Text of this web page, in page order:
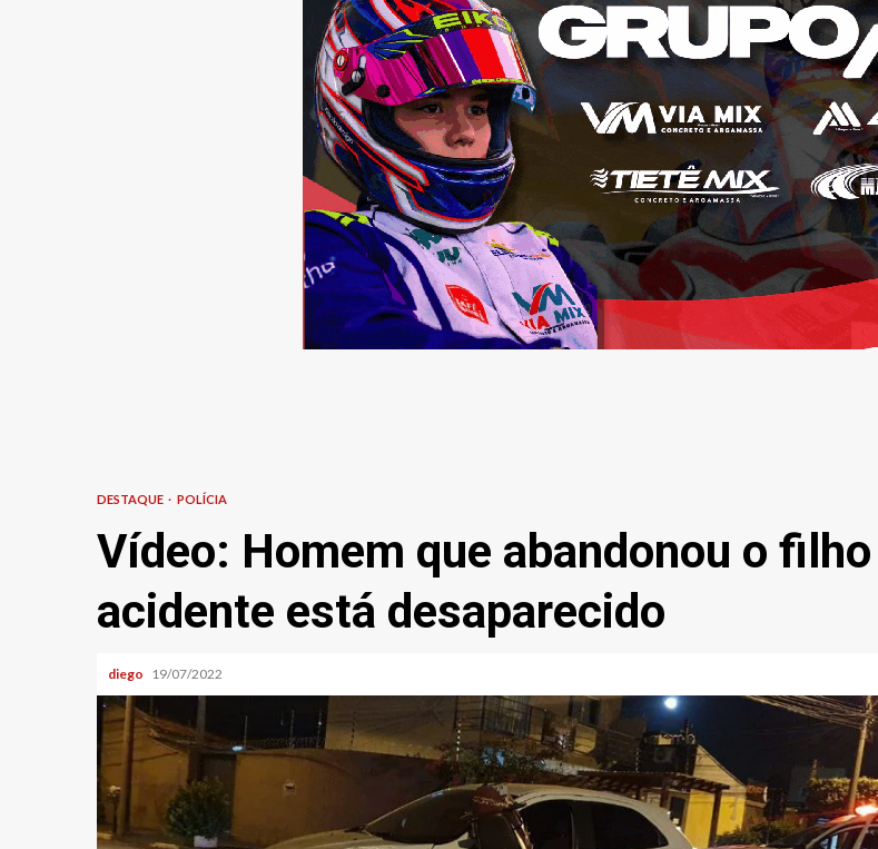
DESTAQUE POLÍCIA
Vídeo: Homem que abandonou o
acidente está desaparecido
diego 19/07/2022